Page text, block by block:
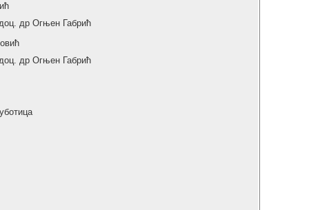
др Огњен Габрић
др Огњен Габрић